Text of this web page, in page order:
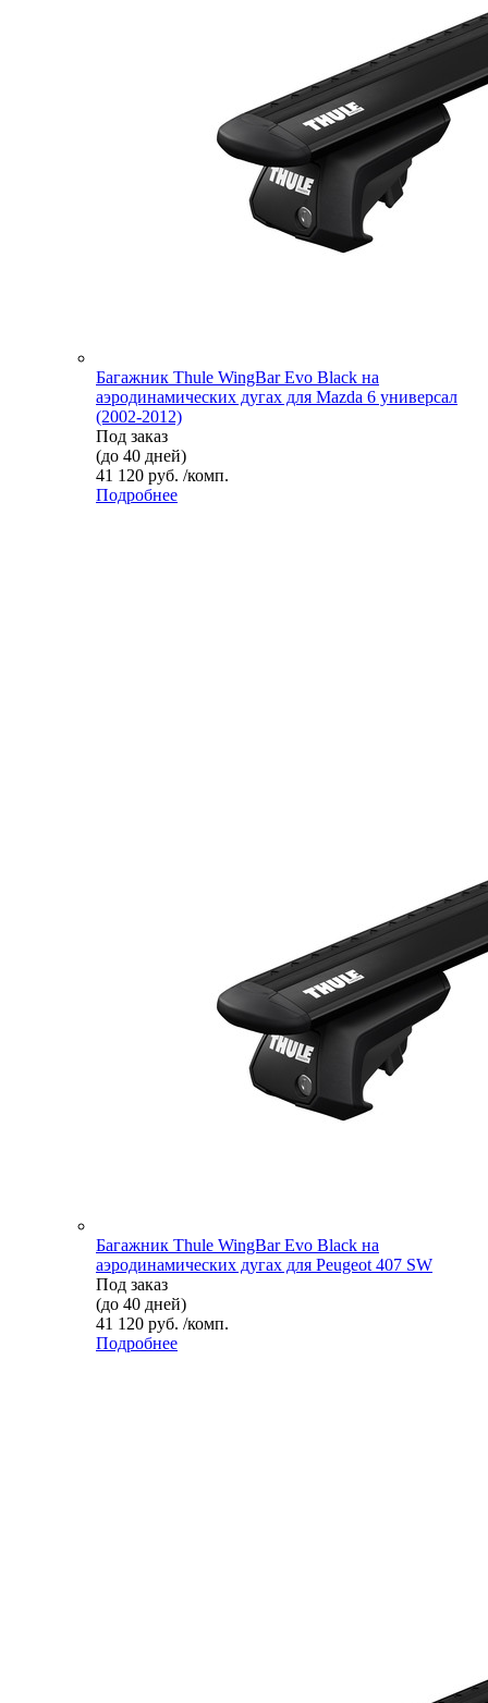
Багажник Thule WingBar Evo Black на
аэродинамических дугах для Mazda 6 универсал
(2002-2012)
Под заказ
(до 40 дней)
41 120 руб. /комп.
Подробнее
Багажник Thule WingBar Evo Black на
аэродинамических дугах для Peugeot 407 SW
Под заказ
(до 40 дней)
41 120 руб. /комп.
Подробнее